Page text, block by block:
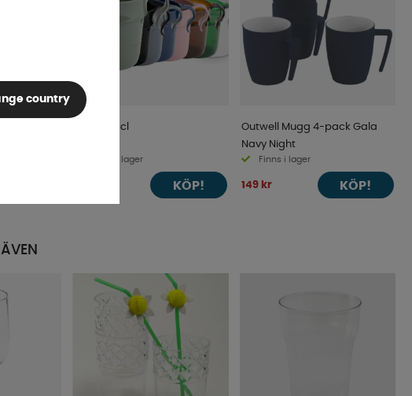
Mugg 30 cl
Finns i lager
KÖP!
Outwell Mugg 4-pack Gala
Navy Night
Finns i lager
149 kr KÖP!
country